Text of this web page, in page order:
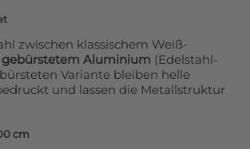
zwischen klassischem Weiß-
gebürstetem Aluminium (Edelstahl-
Variante bleiben helle
und lassen die Metallstruktur
cm